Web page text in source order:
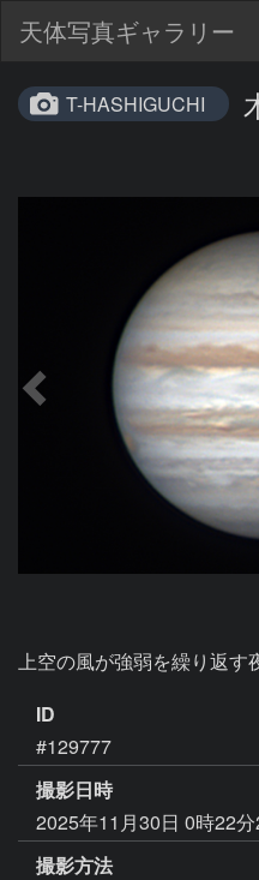
天体写真ギャラリー
T-HASHIGUCHI
ID
#129777
撮影日時
2025年11月30日 0時22
撮影方法